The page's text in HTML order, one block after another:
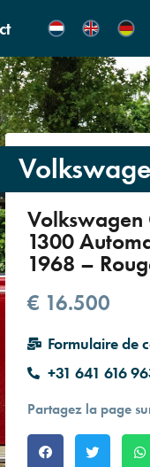
Volkswagen
1300
1968 –
€ 16.500
Formulaire de
+31 641 616
Partagez la page